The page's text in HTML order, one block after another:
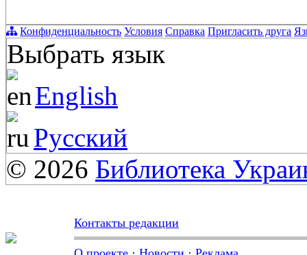
Конфиденциальность Условия Справка Пригласить друга
Выбрать язык
English
Русский
© 2026 Библиотека
Контакты редакции